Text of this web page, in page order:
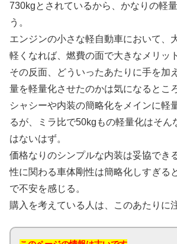
730kgとされているから、かなりの軽
う。
エンジンの小さな軽自動車において、
軽くなれば、燃費の面で大きなメリッ
その反面、どういったあたりに手を加
量を軽量化させたのかは気になるところ
シャシーや内装の簡略化をメインに軽
るが、ミラ比で50kgもの軽量化はそん
はないはず。
価格なりのシンプルな内装は妥協でき
性に関わる車体剛性は簡略化しすぎる
で不安を感じる。
購入を考えている人は、このあたりに